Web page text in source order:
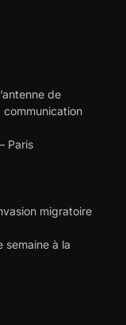
de
communication
Paris
migratoire
semaine à la